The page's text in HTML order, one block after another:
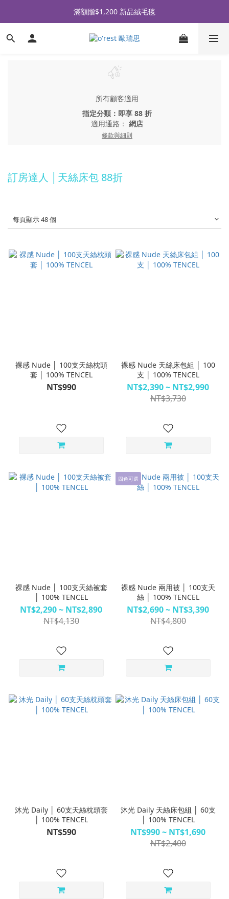
全品牌滿 $990免運｜會員買即贈〈 購物金 〉
滿額贈$1,200 新品絨毛毯
全品牌滿 $990免運｜會員買即贈〈 購物金 〉
所有顧客適用
指定分類：即享 88 折
適用通路： 網店
條款與細則
訂房達人 │天絲床包 88折
每頁顯示 48 個
裸感 Nude │ 100支天絲枕頭
套 │ 100% TENCEL
NT$990
裸感 Nude 天絲床包組 │ 100
支 │ 100% TENCEL
NT$2,390 ~ NT$2,990
NT$3,730
裸感 Nude │ 100支天絲被套
│ 100% TENCEL
NT$2,290 ~ NT$2,890
NT$4,130
四色可選
裸感 Nude 兩用被 │ 100支天
絲 │ 100% TENCEL
NT$2,690 ~ NT$3,390
NT$4,800
沐光 Daily │ 60支天絲枕頭套
│ 100% TENCEL
NT$590
沐光 Daily 天絲床包組 │ 60支
│ 100% TENCEL
NT$990 ~ NT$1,690
NT$2,400